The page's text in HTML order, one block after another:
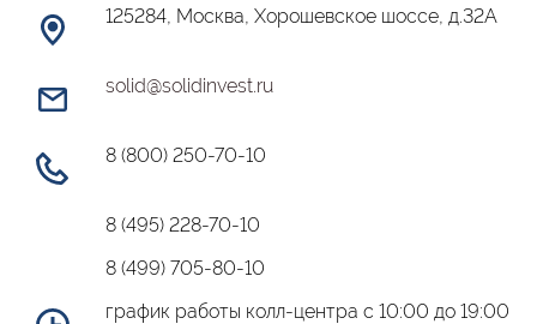
125284, Москва, Хорошевское шоссе, д.32А
solid@solidinvest.ru
8 (800) 250-70-10
8 (495) 228-70-10
8 (499) 705-80-10
график работы колл-центра с 10:00 до 19:00